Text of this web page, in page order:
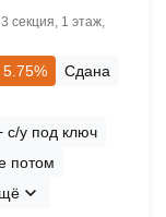
секция, 1 этаж,
5.75%
Сдана
с/у под ключ
потом